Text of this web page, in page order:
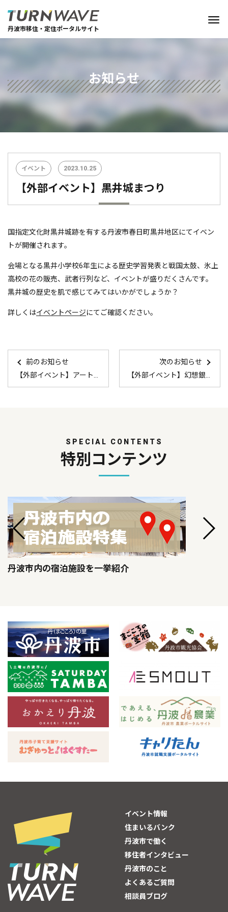
丹波市移住・定住ポータルサイト
お知らせ
イベント 2023.10.25
【外部イベント】黒井城まつり
国指定文化財黒井城跡を有する丹波市春日町黒井地区にてイベン
トが開催されます。
会場となる黒井小学校6年生による歴史学習発表と戦国太鼓、氷上
高校の花の販売、武者行列など、イベントが盛りだくさんです。
黒井城の歴史を肌で感じてみてはいかがでしょうか？
詳しくはイベントページにてご確認ください。
前のお知らせ
次のお知らせ
SPECIAL CONTENTS
特別コンテンツ
丹波市内の宿泊施設を一挙紹介
イベント情報
住まいるバンク
丹波市で働く
移住者インタビュー
丹波市のこと
よくあるご質問
相談員ブログ